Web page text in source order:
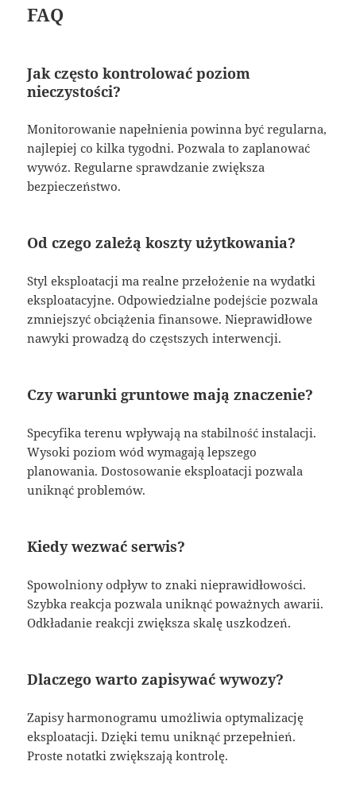
FAQ
Jak często kontrolować poziom
nieczystości?
Monitorowanie napełnienia powinna być regularna,
najlepiej co kilka tygodni. Pozwala to zaplanować
wywóz. Regularne sprawdzanie zwiększa
bezpieczeństwo.
Od czego zależą koszty użytkowania?
Styl eksploatacji ma realne przełożenie na wydatki
eksploatacyjne. Odpowiedzialne podejście pozwala
zmniejszyć obciążenia finansowe. Nieprawidłowe
nawyki prowadzą do częstszych interwencji.
Czy warunki gruntowe mają znaczenie?
Specyfika terenu wpływają na stabilność instalacji.
Wysoki poziom wód wymagają lepszego
planowania. Dostosowanie eksploatacji pozwala
uniknąć problemów.
Kiedy wezwać serwis?
Spowolniony odpływ to znaki nieprawidłowości.
Szybka reakcja pozwala uniknąć poważnych awarii.
Odkładanie reakcji zwiększa skalę uszkodzeń.
Dlaczego warto zapisywać wywozy?
Zapisy harmonogramu umożliwia optymalizację
eksploatacji. Dzięki temu uniknąć przepełnień.
Proste notatki zwiększają kontrolę.